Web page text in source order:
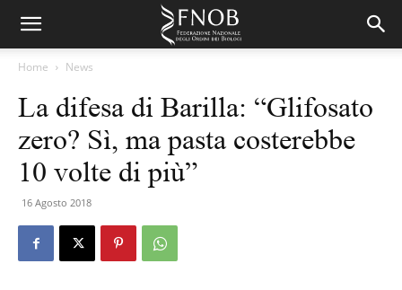
Home News
La difesa di Barilla: “Glifosato
zero? Sì, ma pasta costerebbe
10 volte di più”
16 Agosto 2018